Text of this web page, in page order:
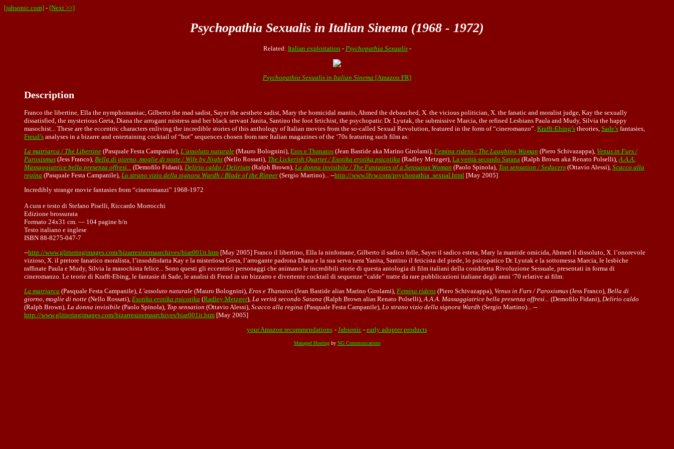
[jahsonic.com] - [Next >>]
Psychopathia Sexualis in Italian Sinema (1968 - 1972)
Related: Italian exploitation - Psychopathia Sexualis-
Psychopathia Sexualis in Italian Sinema [Amazon FR]
Description
Franco the libertine, Ella the nymphomaniac, Gilberto the mad sadist, Sayer the aesthete sadist, Mary the homicidal mantis, Ahmed the debauched, X. the vicious politician, X. the fanatic and moralist judge, Kay the sexually
dissatisfied, the mysterious Greta, Diana the arrogant mistress and her black servant Janita, Santino the foot fetichist, the psychopatic Dr. Lyutak, the submissive Marcia, the refined Lesbians Paula and Mudy, Silvia the happy
masochist... These are the eccentric characters enliving the incredible stories of this anthology of Italian movies from the so-called Sexual Revolution, featured in the form of “cineromanzo”. Krafft-Ebing’s theories, Sade’s fantasies,
Freud’s analyses in a bizarre and entertaining cocktail of “hot” sequences chosen from rare Italian magazines of the ‘70s featuring such film as:
La matriarca / The Libertine (Pasquale Festa Campanile), L’assoluto naturale (Mauro Bolognini), Eros e Thanatos (Jean Bastide aka Marino Girolami), Femina ridens / The Laughing Woman (Piero Schivazappa), Venus in Furs /
Paroxismus (Jess Franco), Bella di giorno, moglie di notte / Wife by Night (Nello Rossati), The Lickerish Quartet / Esotika erotika psicotika (Radley Metzger), La verità secondo Satana (Ralph Brown aka Renato Polselli),A.A.A.
Massaggiatrice bella presenza offresi... (Demofilo Fidani), Delirio caldo / Delirium (Ralph Brown), La donna invisibile / The Fantasies of a Sensuous Woman (Paolo Spinola), Top sensation / Seducers (Ottavio Alessi), Scacco alla
regina (Pasquale Festa Campanile), Lo strano vizio della signora Wardh / Blade of the Ripper (Sergio Martino)... --http://www.lfvw.com/psychopathia_sexual.html [May 2005]
Incredibly strange movie fantasies from “cineromanzi” 1968-1972
A cura e testo di Stefano Piselli, Riccardo Morrocchi
Edizione brossurata
Formato 24x31 cm. — 104 pagine b/n
Testo italiano e inglese
ISBN 88-8275-047-7
--http://www.glitteringimages.com/bizarresinemaarchives/biar001it.htm [May 2005] Franco il libertino, Ella la ninfomane, Gilberto il sadico folle, Sayer il sadico esteta, Mary la mantide omicida, Ahmed il dissoluto, X. l’onorevole
vizioso, X. il pretore fanatico moralista, l’insoddisfatta Kay e la misteriosa Greta, l’arrogante padrona Diana e la sua serva nera Yanita, Santino il feticista del piede, lo psicopatico Dr. Lyutak e la sottomessa Marcia, le lesbiche
raffinate Paula e Mudy, Silvia la masochista felice... Sono questi gli eccentrici personaggi che animano le incredibili storie di questa antologia di film italiani della cosiddetta Rivoluzione Sessuale, presentati in forma di
cineromanzo. Le teorie di Krafft-Ebing, le fantasie di Sade, le analisi di Freud in un bizzarro e divertente cocktail di sequenze “calde” tratte da rare pubblicazioni italiane degli anni ‘70 relative ai film:
La matriarca (Pasquale Festa Campanile), L’assoluto naturale (Mauro Bolognini), Eros e Thanatos (Jean Bastide alias Marino Girolami), Femina ridens (Piero Schivazappa), Venus in Furs / Paroxismus (Jess Franco), Bella di
giorno, moglie di notte (Nello Rossati), Esotika erotika psicotika (Radley Metzger), La verità secondo Satana (Ralph Brown alias Renato Polselli),A.A.A. Massaggiatrice bella presenza offresi... (Demofilo Fidani), Delirio caldo
(Ralph Brown), La donna invisibile (Paolo Spinola), Top sensation (Ottavio Alessi), Scacco alla regina (Pasquale Festa Campanile), Lo strano vizio della signora Wardh (Sergio Martino)... --
http://www.glitteringimages.com/bizarresinemaarchives/biar001it.htm [May 2005]
your Amazon recommendations - Jahsonic- early adopter products
Managed Hostingby NG Communications